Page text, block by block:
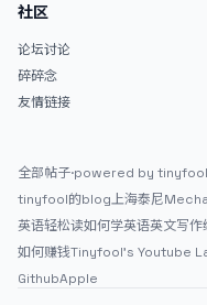
社区
论坛讨论
碎碎念
友情链接
全部帖子·powered by tinyfool
tinyfool的blog上海泰尼
英语轻松读如何学英语英文写作
如何赚钱Tinyfool's Youtube
GithubApple